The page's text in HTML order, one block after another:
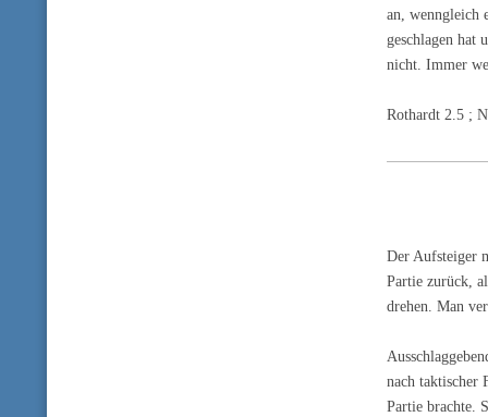
an, wenngleich
geschlagen hat
nicht. Immer
Rothardt 2.5 ;
Der Aufsteiger
Partie zurück,
drehen. Man
nach taktischer
Partie brachte.